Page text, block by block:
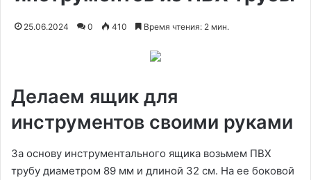
25.06.2024 0 410 Время чтения: 2 мин.
Делаем ящик для
инструментов своими руками
За основу инструментального ящика возьмем ПВХ
трубу диаметром 89 мм и длиной 32 см. На ее боковой